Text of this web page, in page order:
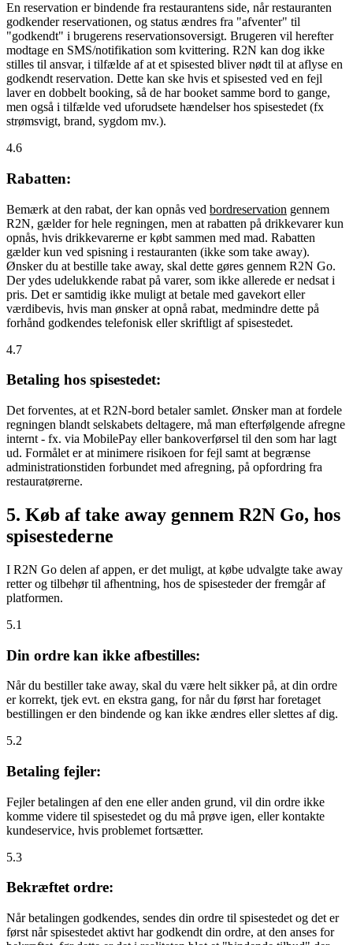
En reservation er bindende fra restaurantens side, når restauranten
godkender reservationen, og status ændres fra "afventer" til
"godkendt" i brugerens reservationsoversigt. Brugeren vil herefter
modtage en SMS/notifikation som kvittering. R2N kan dog ikke
stilles til ansvar, i tilfælde af at et spisested bliver nødt til at aflyse en
godkendt reservation. Dette kan ske hvis et spisested ved en fejl
laver en dobbelt booking, så de har booket samme bord to gange,
men også i tilfælde ved uforudsete hændelser hos spisestedet (fx
strømsvigt, brand, sygdom mv.).
4.6
Rabatten:
Bemærk at den rabat, der kan opnås ved bordreservation gennem
R2N, gælder for hele regningen, men at rabatten på drikkevarer kun
opnås, hvis drikkevarerne er købt sammen med mad. Rabatten
gælder kun ved spisning i restauranten (ikke som take away).
Ønsker du at bestille take away, skal dette gøres gennem R2N Go.
Der ydes udelukkende rabat på varer, som ikke allerede er nedsat i
pris. Det er samtidig ikke muligt at betale med gavekort eller
værdibevis, hvis man ønsker at opnå rabat, medmindre dette på
forhånd godkendes telefonisk eller skriftligt af spisestedet.
4.7
Betaling hos spisestedet:
Det forventes, at et R2N-bord betaler samlet. Ønsker man at fordele
regningen blandt selskabets deltagere, må man efterfølgende afregne
internt - fx. via MobilePay eller bankoverførsel til den som har lagt
ud. Formålet er at minimere risikoen for fejl samt at begrænse
administrationstiden forbundet med afregning, på opfordring fra
restauratørerne.
5. Køb af take away gennem R2N Go, hos
spisestederne
I R2N Go delen af appen, er det muligt, at købe udvalgte take away
retter og tilbehør til afhentning, hos de spisesteder der fremgår af
platformen.
5.1
Din ordre kan ikke afbestilles:
Når du bestiller take away, skal du være helt sikker på, at din ordre
er korrekt, tjek evt. en ekstra gang, for når du først har foretaget
bestillingen er den bindende og kan ikke ændres eller slettes af dig.
5.2
Betaling fejler:
Fejler betalingen af den ene eller anden grund, vil din ordre ikke
komme videre til spisestedet og du må prøve igen, eller kontakte
kundeservice, hvis problemet fortsætter.
5.3
Bekræftet ordre:
Når betalingen godkendes, sendes din ordre til spisestedet og det er
først når spisestedet aktivt har godkendt din ordre, at den anses for